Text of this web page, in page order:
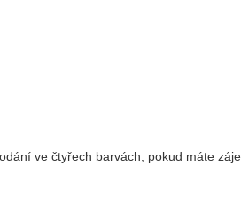
ve čtyřech barvách, pokud máte